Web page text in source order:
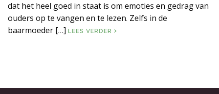
dat het heel goed in staat is om emoties en gedrag van
ouders op te vangen en te lezen. Zelfs in de
baarmoeder […] LEES VERDER GEVOELIGHEID